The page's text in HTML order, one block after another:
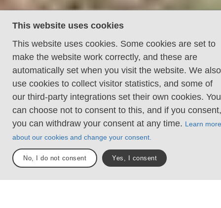
Lena Martinsson
Djursjöleden
En vandringsled för dig som vill prova på friluftsliv.
Djursjöleden tar dig förbi tio sjöar på en rundslinga i
Bunketorps friluftsområde. Här finns vindskydd du
kan övernatta i och flera grill- och rastplatser. Det
går även utmärkt att kombinera delar av
Djursjöleden med något av de motionsspår som
finns i området.
This website uses cookies
This website uses cookies. Some cookies are set to
make the website work correctly, and these are
automatically set when you visit the website. We also
use cookies to collect visitor statistics, and some of
our third-party integrations set their own cookies. You
can choose not to consent to this, and if you consent,
you can withdraw your consent at any time. Learn more
about our cookies and change your consent.
No, I do not consent Yes, I consent